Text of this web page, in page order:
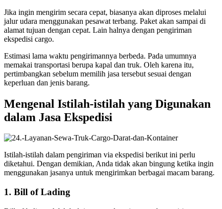
Jika ingin mengirim secara cepat, biasanya akan diproses melalui
jalur udara menggunakan pesawat terbang. Paket akan sampai di
alamat tujuan dengan cepat. Lain halnya dengan pengiriman
ekspedisi cargo.
Estimasi lama waktu pengirimannya berbeda. Pada umumnya
memakai transportasi berupa kapal dan truk. Oleh karena itu,
pertimbangkan sebelum memilih jasa tersebut sesuai dengan
keperluan dan jenis barang.
Mengenal Istilah-istilah yang Digunakan
dalam Jasa Ekspedisi
Istilah-istilah dalam pengiriman via ekspedisi berikut ini perlu
diketahui. Dengan demikian, Anda tidak akan bingung ketika ingin
menggunakan jasanya untuk mengirimkan berbagai macam barang.
1. Bill of Lading